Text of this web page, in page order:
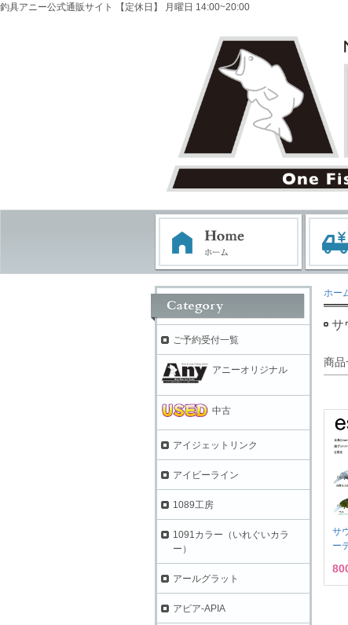
釣具アニー公式通販サイト 【定休日】 月曜日 14:00~20:00
ホー
サ
商品
サ
ー
ご予約受付一覧
アニーオリジナル
中古
アイジェットリンク
アイビーライン
1089工房
1091カラー（いれぐいカラ
ー）
アールグラット
アピア-APIA